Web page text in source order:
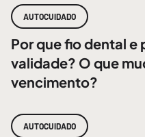
AUTOCUIDADO
Por que fio dental e
validade? O que
vencimento?
AUTOCUIDADO